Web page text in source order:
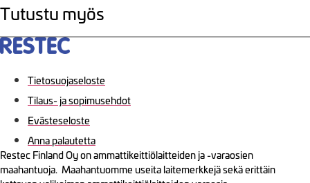
Tutustu myös
Tietosuojaseloste
Tilaus- ja sopimusehdot
Evästeseloste
Anna palautetta
Restec Finland Oy on ammattikeittiölaitteiden ja -varaosien
maahantuoja. Maahantuomme useita laitemerkkejä sekä erittäin